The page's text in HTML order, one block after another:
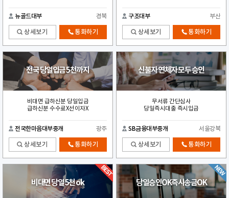
뉴골드대부 경북
상세보기 통화하기
구조대부 부산
상세보기 통화하기
전국 당일입금 5천까지
비대면 급하신분 당일입금
급하신분 수수료X선이자X
전국한마음대부중개 광주
상세보기 통화하기
신불자 연체자 모두 승인
무서류 간단심사
당일즉시대출 즉시입금
SB금융대부중개 서울강북
상세보기 통화하기
비대면 당일 5천 ok 당일승인OK즉시송금OK